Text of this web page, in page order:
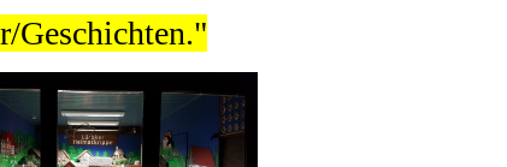
Geschichten."